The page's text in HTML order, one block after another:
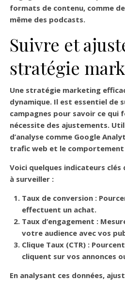
formats de contenu, comme
même des podcasts.
Suivre et
stratégie
Une stratégie marketing
dynamique. Il est essentiel de
campagnes pour savoir ce qui
nécessite des ajustements.
d’analyse comme Google
trafic web et le
Voici quelques indicateurs clés
à surveiller :
Taux de conversion :
effectuent un achat.
Taux d’engagement :
votre audience avec vos
Clique Taux (CTR) :
cliquent sur vos annonces
En analysant ces données,